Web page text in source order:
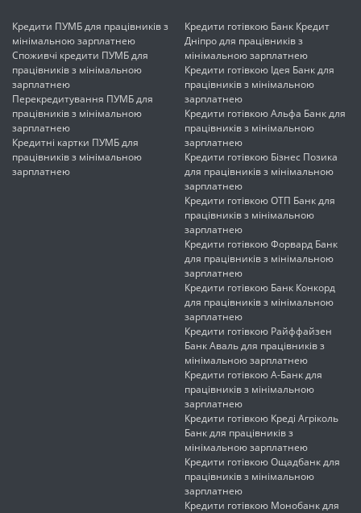
Кредити ПУМБ для працівників з
мінімальною зарплатнею
Споживчі кредити ПУМБ для
працівників з мінімальною
зарплатнею
Перекредитування ПУМБ для
працівників з мінімальною
зарплатнею
Кредитні картки ПУМБ для
працівників з мінімальною
зарплатнею
Кредити готівкою Банк Кредит
Дніпро для працівників з
мінімальною зарплатнею
Кредити готівкою Ідея Банк для
працівників з мінімальною
зарплатнею
Кредити готівкою Альфа Банк для
працівників з мінімальною
зарплатнею
Кредити готівкою Бізнес Позика
для працівників з мінімальною
зарплатнею
Кредити готівкою ОТП Банк для
працівників з мінімальною
зарплатнею
Кредити готівкою Форвард Банк
для працівників з мінімальною
зарплатнею
Кредити готівкою Банк Конкорд
для працівників з мінімальною
зарплатнею
Кредити готівкою Райффайзен
Банк Аваль для працівників з
мінімальною зарплатнею
Кредити готівкою А-Банк для
працівників з мінімальною
зарплатнею
Кредити готівкою Креді Агріколь
Банк для працівників з
мінімальною зарплатнею
Кредити готівкою Ощадбанк для
працівників з мінімальною
зарплатнею
Кредити готівкою Монобанк для